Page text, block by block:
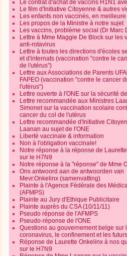
Le contrat d'achat de vaccins H1N1
Le film d'Initiative Citoyenne & autres
Les enfants non vaccinés, en meilleure
Les propos de la Ministre à notre sujet
Les vaccins, problème social (Dr Marc
Lettre à Mme Maggie De Block sur les
anti-rotavirus
Lettre à toutes les directions d'écoles
et d'internats (vaccination "contre le
de l'utérus")
Lettre aux Associations de Parents
FAPEO (vaccination "contre le cancer
l'utérus")
Lettre ouverte à l'ONE sur la sécurité
Lettre recommandée aux Ministres
Simonet sur la vaccination scolaire
cancer du col de l'utérus
Lettre recommandée d'Initiative
Laanan au sujet de l'ONE
Liberté vaccinale & information
Non à l'obligation vaccinale!
Notre réponse à la réponse de
sur le H7N9
Notre réponse à la "réponse" de Mme
Ons antwoord aan de antwoorden van
Mevr.Onkelinx (samenvatting)
Plainte à l'Agence Fédérale des
(AFMPS)
Plainte au Jury d'Ethique Publicitaire
Plainte auprès du CSA (10/11/11)
Pseudo réponse de l'AFMPS
Pseudo-réponse de l'ONE
Questions au gouvernement belge sur
coronavirus, le confinement et les
Réponse de Laurette Onkelinx à nos
sur le H7N9